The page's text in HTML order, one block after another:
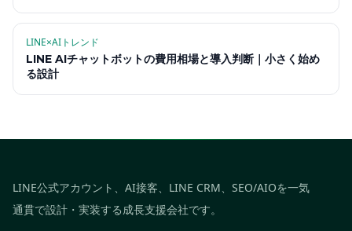
LINE×AIトレンド
LINE AIチャットボットの費用相場と導入判断｜小さく始め
る設計
LINE公式アカウント、AI接客、LINE CRM、SEO/AIOを一気
通貫で設計・実装する成長支援会社です。